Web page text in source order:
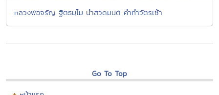
หลวงพ่อจรัญ ฐิตธมฺโม นำสวดมนต์ คำทำวัตรเช้า
Go To Top